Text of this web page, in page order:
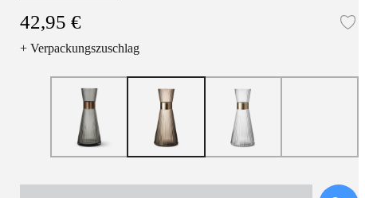
42,95 €
+ Verpackungszuschlag